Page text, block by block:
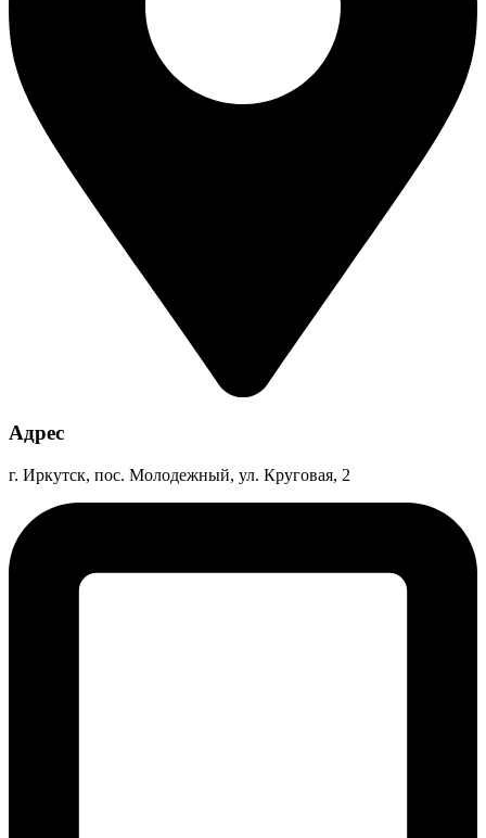
Адрес
г. Иркутск, пос. Молодежный, ул. Круговая, 2